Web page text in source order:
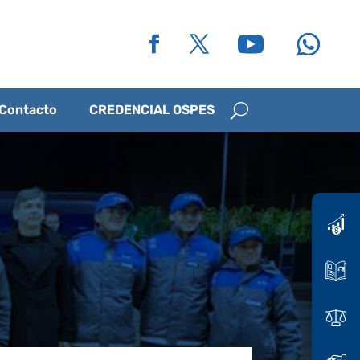
CREDENCIAL OSPES